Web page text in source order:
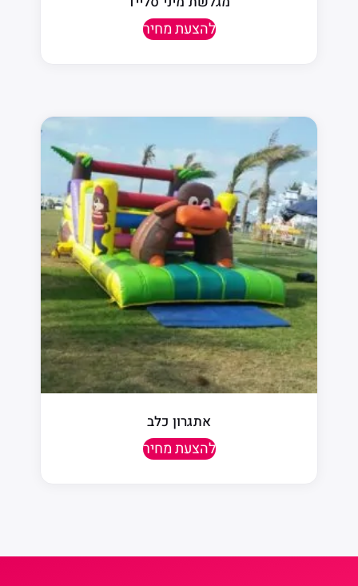
להצעת מחיר
אתגרון כלב
להצעת מחיר